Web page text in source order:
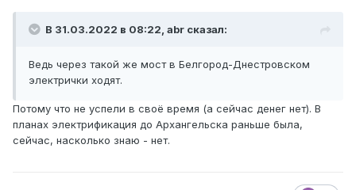
В 31.03.2022 в 08:22, abr сказал:
Ведь через такой же мост в Белгород-Днестровском
электрички ходят.
Потому что не успели в своё время (а сейчас денег нет). В
планах электрификация до Архангельска раньше была,
сейчас, насколько знаю - нет.